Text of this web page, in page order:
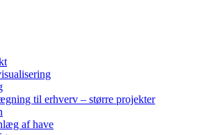
til erhverv – større projekter
af have